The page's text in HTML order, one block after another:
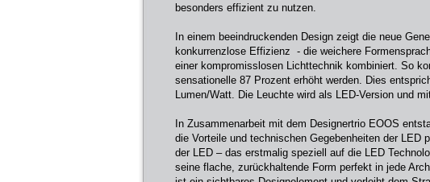
besonders effizient zu nutzen.
In einem beeindruckenden Design zeigt die neue
konkurrenzlose Effizienz - die weichere
einer kompromisslosen Lichttechnik kombiniert. So
sensationelle 87 Prozent erhöht werden. Dies
Lumen/Watt. Die Leuchte wird als LED-Version und
In Zusammenarbeit mit dem Designertrio EOOS
die Vorteile und technischen Gegebenheiten der
der LED – das erstmalig speziell auf die LED
seine flache, zurückhaltende Form perfekt in jede